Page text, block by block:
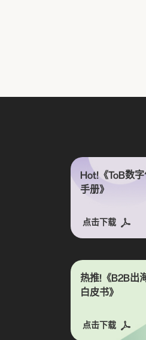
Hot!《ToB数
手册》
点击下载
热推!《B2B出
白皮书》
点击下载